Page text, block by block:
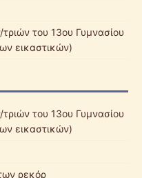
του 13ου Γυμνασίου
εικαστικών)
του 13ου Γυμνασίου
εικαστικών)
ρεκόρ